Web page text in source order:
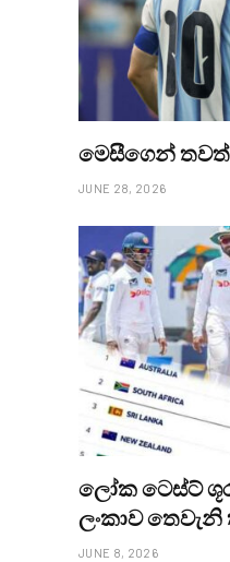
මෙසීගෙන් තවත්
JUNE 28, 2026
ලෝක ටෙස්ට්
ලංකාව තෙවැනි
JUNE 8, 2026